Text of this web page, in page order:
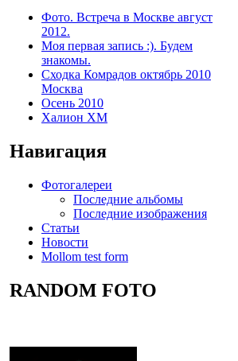
Фото. Встреча в Москве август
2012.
Моя первая запись :). Будем
знакомы.
Сходка Комрадов октябрь 2010
Москва
Осень 2010
Халион ХМ
Навигация
Фотогалереи
Последние альбомы
Последние изображения
Статьи
Новости
Mollom test form
RANDOM FOTO